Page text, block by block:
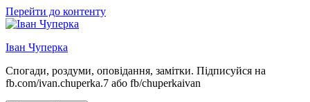
Перейти до контенту
Іван Чуперка
Спогади, роздуми, оповідання, замітки. Підписуйся на
fb.com/ivan.chuperka.7 або fb/chuperkaivan